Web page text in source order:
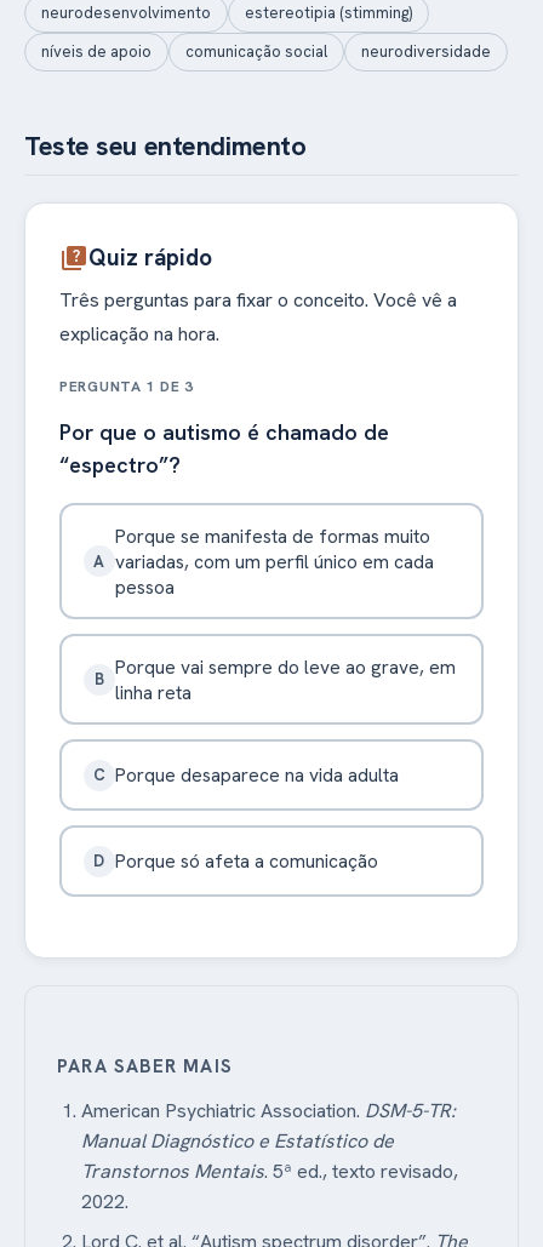
neurodesenvolvimento
estereotipia (stimming)
níveis de apoio
comunicação social neurodiversidade
Teste seu entendimento
quizQuiz rápido
Três perguntas para fixar o conceito. Você vê a
explicação na hora.
PERGUNTA 1 DE 3
Por que o autismo é chamado de
“espectro”?
A
Porque se manifesta de formas muito
variadas, com um perfil único em cada
pessoa
B Porque vai sempre do leve ao grave, em
linha reta
C Porque desaparece na vida adulta
D Porque só afeta a comunicação
PARA SABER MAIS
American Psychiatric Association. DSM-5-TR:
Manual Diagnóstico e Estatístico de
Transtornos Mentais. 5ª ed., texto revisado,
2022.